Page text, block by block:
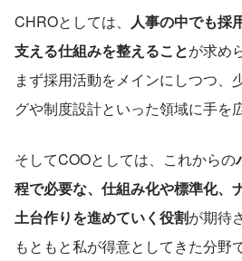
CHROとしては、 人事の中でも採
支える仕組みを整えることが求め
まず採用活動をメインにしつつ、
グや制度設計といった領域に手を
そしてCOOとしては、これからの
程で必要な、仕組み化や標準化、
土台作りを進めていく役割が期待
もともと私が得意としてきた分野